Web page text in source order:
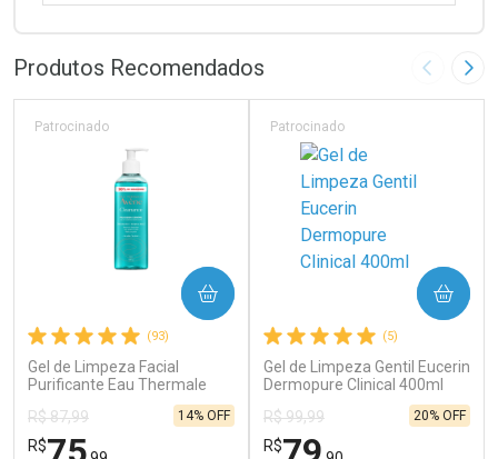
Laboratório
Ativar Desconto
Comprar sem Desconto
Por R$ 15,90/cada
Por Menos
Comprar sem Desconto
Por R$ 15,90/cada
Produtos Recomendados Imagem
(93)
Gel de Limpeza Facial
Purificante Eau Thermale
Avène Cleanance 300g
Patrocinado
R$ 87,99
R$
14% OFF
COMPRAR
(5)
Gel de Limpeza Gentil Eucerin
Dermopure Clinical 400ml
Patrocinado
R$ 99,99
R$
20% OFF
COMPRAR